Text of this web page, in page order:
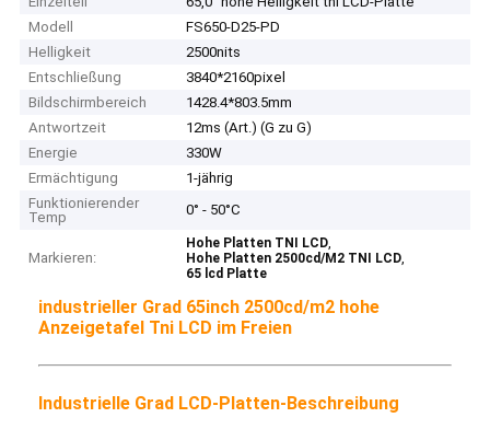
Modell
FS650-D25-PD
Helligkeit
2500nits
Entschließung
3840*2160pixel
Bildschirmbereich
1428.4*803.5mm
Antwortzeit
12ms (Art.) (G zu G)
Energie
330W
Ermächtigung
1-jährig
Funktionierender
Temp
0° - 50°C
Markieren:
Hohe Platten TNI LCD,
Hohe Platten 2500cd/M2 TNI LCD,
65 lcd Platte
industrieller Grad 65inch 2500cd/m2 hohe
Anzeigetafel Tni LCD im Freien
Industrielle Grad LCD-Platten-Beschreibung